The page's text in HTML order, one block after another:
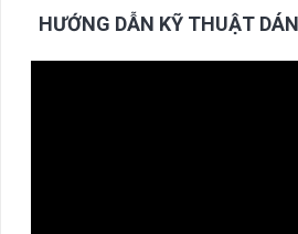
HƯỚNG DẪN KỸ THUẬT